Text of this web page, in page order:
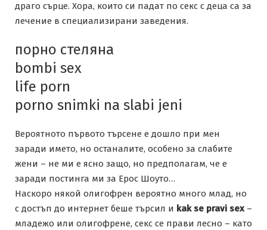
драго сърце. Хора, които си падат по секс с деца са за
лечение в специализирани заведения.
порно стеляна
bombi sex
life porn
porno snimki na slabi jeni
Вероятното първото търсене е дошло при мен
заради името, но останалите, особено за слабите
жени – не ми е ясно защо, но предполагам, че е
заради постинга ми за Ерос Шоуто…
Наскоро някой олигофрен вероятно много млад, но
с достъп до интернет беше търсил и kak se pravi sex–
младежо или олигофрене, секс се прави лесно – като